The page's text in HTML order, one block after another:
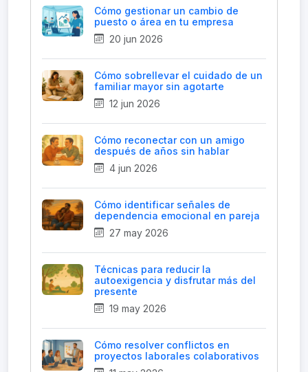
Cómo gestionar un cambio de
puesto o área en tu empresa
20 jun 2026
Cómo sobrellevar el cuidado de un
familiar mayor sin agotarte
12 jun 2026
Cómo reconectar con un amigo
después de años sin hablar
4 jun 2026
Cómo identificar señales de
dependencia emocional en pareja
27 may 2026
Técnicas para reducir la
autoexigencia y disfrutar más del
presente
19 may 2026
Cómo resolver conflictos en
proyectos laborales colaborativos